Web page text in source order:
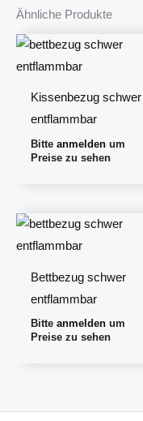
Ähnliche Produkte
Kissenbezug schwer
entflammbar
Bitte anmeldenum
Preise zu sehen
Bettbezug schwer
entflammbar
Bitte anmeldenum
Preise zu sehen